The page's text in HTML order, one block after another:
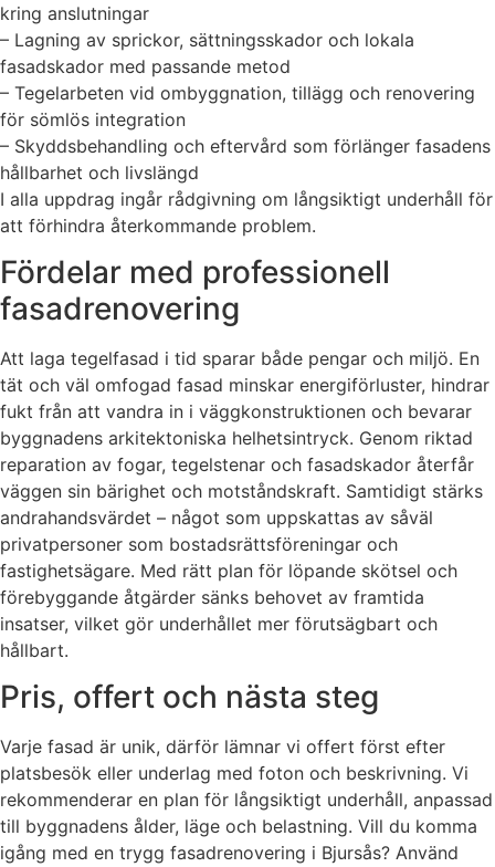
kring anslutningar
– Lagning av sprickor, sättningsskador och lokala
fasadskador med passande metod
– Tegelarbeten vid ombyggnation, tillägg och renovering
för sömlös integration
– Skyddsbehandling och eftervård som förlänger fasadens
hållbarhet och livslängd
I alla uppdrag ingår rådgivning om långsiktigt underhåll för
att förhindra återkommande problem.
Fördelar med professionell
fasadrenovering
Att laga tegelfasad i tid sparar både pengar och miljö. En
tät och väl omfogad fasad minskar energiförluster, hindrar
fukt från att vandra in i väggkonstruktionen och bevarar
byggnadens arkitektoniska helhetsintryck. Genom riktad
reparation av fogar, tegelstenar och fasadskador återfår
väggen sin bärighet och motståndskraft. Samtidigt stärks
andrahandsvärdet – något som uppskattas av såväl
privatpersoner som bostadsrättsföreningar och
fastighetsägare. Med rätt plan för löpande skötsel och
förebyggande åtgärder sänks behovet av framtida
insatser, vilket gör underhållet mer förutsägbart och
hållbart.
Pris, offert och nästa steg
Varje fasad är unik, därför lämnar vi offert först efter
platsbesök eller underlag med foton och beskrivning. Vi
rekommenderar en plan för långsiktigt underhåll, anpassad
till byggnadens ålder, läge och belastning. Vill du komma
igång med en trygg fasadrenovering i Bjursås? Använd